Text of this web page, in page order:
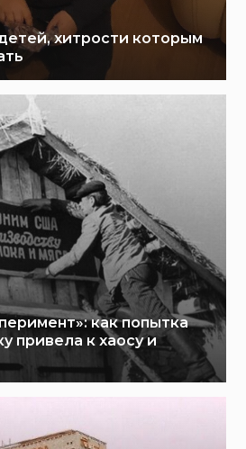
хитрости которым
как попытка
привела к хаосу и